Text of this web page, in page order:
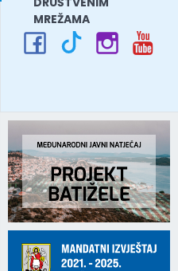
MREŽAMA